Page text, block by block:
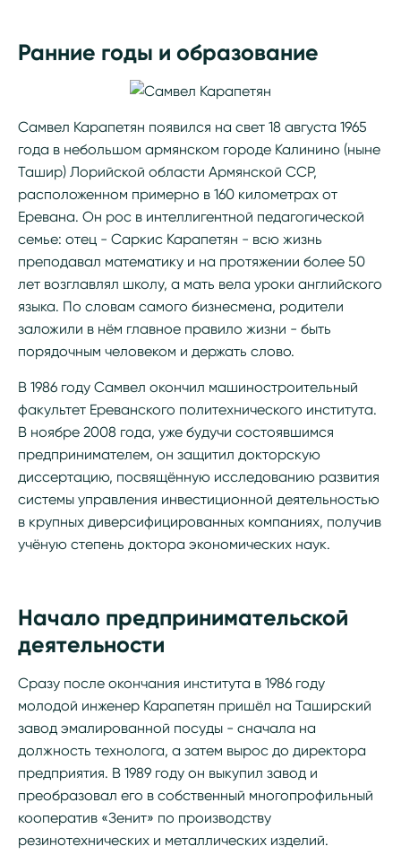
Ранние годы и образование
Самвел Карапетян появился на свет 18 августа 1965
года в небольшом армянском городе Калинино (ныне
Ташир) Лорийской области Армянской ССР,
расположенном примерно в 160 километрах от
Еревана. Он рос в интеллигентной педагогической
семье: отец - Саркис Карапетян - всю жизнь
преподавал математику и на протяжении более 50
лет возглавлял школу, а мать вела уроки английского
языка. По словам самого бизнесмена, родители
заложили в нём главное правило жизни - быть
порядочным человеком и держать слово.
В 1986 году Самвел окончил машиностроительный
факультет Ереванского политехнического института.
В ноябре 2008 года, уже будучи состоявшимся
предпринимателем, он защитил докторскую
диссертацию, посвящённую исследованию развития
системы управления инвестиционной деятельностью
в крупных диверсифицированных компаниях, получив
учёную степень доктора экономических наук.
Начало предпринимательской
деятельности
Сразу после окончания института в 1986 году
молодой инженер Карапетян пришёл на Таширский
завод эмалированной посуды - сначала на
должность технолога, а затем вырос до директора
предприятия. В 1989 году он выкупил завод и
преобразовал его в собственный многопрофильный
кооператив «Зенит» по производству
резинотехнических и металлических изделий.